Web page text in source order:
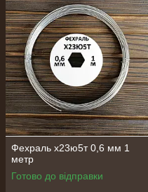
Фехраль х23ю5т 0,6 мм 1
метр
Готово до відправки